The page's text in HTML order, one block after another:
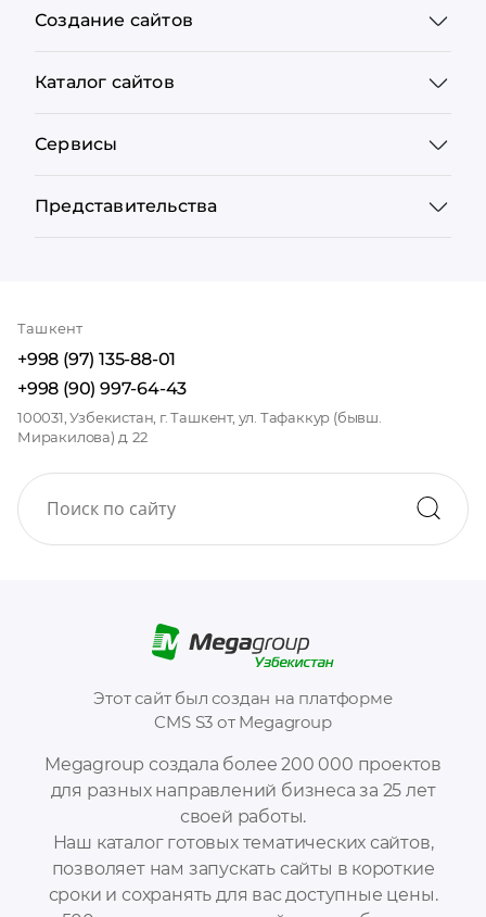
Megagroup создала более 200 000 проектов
для разных направлений бизнеса за 25 лет
своей работы.
Наш каталог готовых тематических сайтов,
позволяет нам запускать сайты в короткие
сроки и сохранять для вас доступные цены.
Этот сайт был создан на платформе
CMS S3 от Megagroup
Создание сайтов
Каталог сайтов
Сервисы
Представительства
Ташкент
+998 (97) 135-88-01
+998 (90) 997-64-43
100031, Узбекистан, г. Ташкент, ул. Тафаккур (бывш.
Миракилова) д. 22